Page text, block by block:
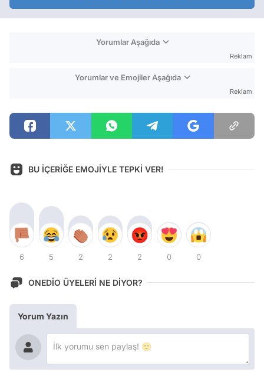
Yorumlar Aşağıda
Reklam
Yorumlar ve Emojiler Aşağıda
Reklam
BU İÇERİĞE EMOJİYLE TEPKİ VER!
6 5 2 2 2 0 0
ONEDİO ÜYELERİ NE DİYOR?
Yorum Yazın